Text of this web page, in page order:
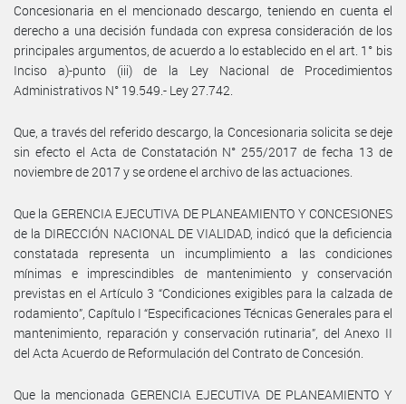
Concesionaria en el mencionado descargo, teniendo en cuenta el
derecho a una decisión fundada con expresa consideración de los
principales argumentos, de acuerdo a lo establecido en el art. 1° bis
Inciso a)-punto (iii) de la Ley Nacional de Procedimientos
Administrativos N° 19.549.- Ley 27.742.
Que, a través del referido descargo, la Concesionaria solicita se deje
sin efecto el Acta de Constatación N° 255/2017 de fecha 13 de
noviembre de 2017 y se ordene el archivo de las actuaciones.
Que la GERENCIA EJECUTIVA DE PLANEAMIENTO Y CONCESIONES
de la DIRECCIÓN NACIONAL DE VIALIDAD, indicó que la deficiencia
constatada representa un incumplimiento a las condiciones
mínimas e imprescindibles de mantenimiento y conservación
previstas en el Artículo 3 “Condiciones exigibles para la calzada de
rodamiento”, Capítulo I “Especificaciones Técnicas Generales para el
mantenimiento, reparación y conservación rutinaria”, del Anexo II
del Acta Acuerdo de Reformulación del Contrato de Concesión.
Que la mencionada GERENCIA EJECUTIVA DE PLANEAMIENTO Y